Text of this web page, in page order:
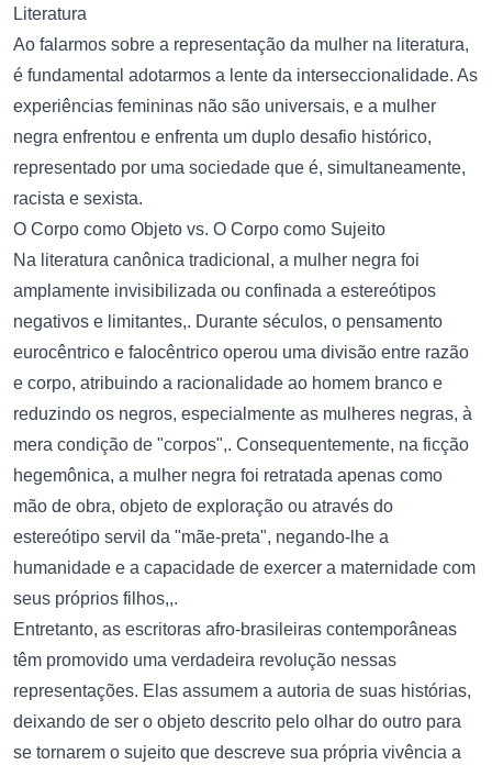
Literatura
Ao falarmos sobre a representação da mulher na literatura,
é fundamental adotarmos a lente da interseccionalidade. As
experiências femininas não são universais, e a mulher
negra enfrentou e enfrenta um duplo desafio histórico,
representado por uma sociedade que é, simultaneamente,
racista e sexista.
O Corpo como Objeto vs. O Corpo como Sujeito
Na literatura canônica tradicional, a mulher negra foi
amplamente invisibilizada ou confinada a estereótipos
negativos e limitantes,. Durante séculos, o pensamento
eurocêntrico e falocêntrico operou uma divisão entre razão
e corpo, atribuindo a racionalidade ao homem branco e
reduzindo os negros, especialmente as mulheres negras, à
mera condição de "corpos",. Consequentemente, na ficção
hegemônica, a mulher negra foi retratada apenas como
mão de obra, objeto de exploração ou através do
estereótipo servil da "mãe-preta", negando-lhe a
humanidade e a capacidade de exercer a maternidade com
seus próprios filhos,,.
Entretanto, as escritoras afro-brasileiras contemporâneas
têm promovido uma verdadeira revolução nessas
representações. Elas assumem a autoria de suas histórias,
deixando de ser o objeto descrito pelo olhar do outro para
se tornarem o sujeito que descreve sua própria vivência a